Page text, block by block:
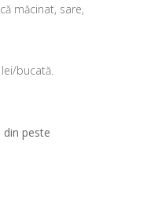
măcinat, sare,
bucată.
din peste